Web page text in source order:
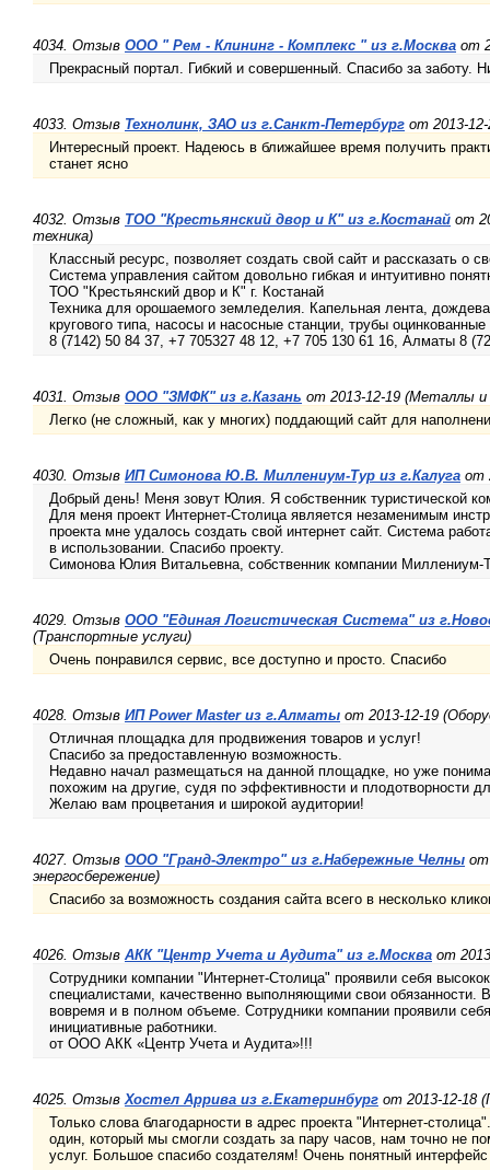
4034. Отзыв ООО " Рем - Клининг - Комплекс " из г.Москва от
Прекрасный портал. Гибкий и совершенный. Спасибо за заботу.
4033. Отзыв Технолинк, ЗАО из г.Санкт-Петербург от 2013-
Интересный проект. Надеюсь в ближайшее время получить
станет ясно
4032. Отзыв ТОО "Крестьянский двор и К" из г.Костанай от
техника)
Классный ресурс, позволяет создать свой сайт и рассказать о
Система управления сайтом довольно гибкая и интуитивно
ТОО "Крестьянский двор и К" г. Костанай
Техника для орошаемого земледелия. Капельная лента,
кругового типа, насосы и насосные станции, трубы
8 (7142) 50 84 37, +7 705327 48 12, +7 705 130 61 16, Алматы 8
4031. Отзыв ООО "ЗМФК" из г.Казань от 2013-12-19 (Металлы
Легко (не сложный, как у многих) поддающий сайт для
4030. Отзыв ИП Симонова Ю.В. Миллениум-Тур из г.Калуга от
Добрый день! Меня зовут Юлия. Я собственник туристической
Для меня проект Интернет-Столица является незаменимым
проекта мне удалось создать свой интернет сайт. Система
в использовании. Спасибо проекту.
Симонова Юлия Витальевна, собственник компании Миллениум-
4029. Отзыв ООО "Единая Логистическая Система" из
(Транспортные услуги)
Очень понравился сервис, все доступно и просто. Спасибо
4028. Отзыв ИП Power Master из г.Алматы от 2013-12-19
Отличная площадка для продвижения товаров и услуг!
Спасибо за предоставленную возможность.
Недавно начал размещаться на данной площадке, но уже
похожим на другие, судя по эффективности и плодотворности
Желаю вам процветания и широкой аудитории!
4027. Отзыв ООО "Гранд-Электро" из г.Набережные Челны от
энергосбережение)
Спасибо за возможность создания сайта всего в несколько
4026. Отзыв АКК "Центр Учета и Аудита" из г.Москва от
Сотрудники компании "Интернет-Столица" проявили себя
специалистами, качественно выполняющими свои обязанности.
вовремя и в полном объеме. Сотрудники компании проявили
инициативные работники.
от ООО АКК «Центр Учета и Аудита»!!!
4025. ОтзывХостел Аррива из г.Екатеринбург от 2013-12-18
Только слова благодарности в адрес проекта "Интернет-
один, который мы смогли создать за пару часов, нам точно не
услуг. Большое спасибо создателям! Очень понятный